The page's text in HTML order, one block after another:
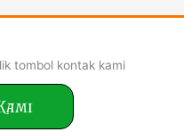
tombol kontak kami